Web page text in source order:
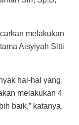
melakukan
Aisyiyah Sitti
hal-hal yang
melakukan 4
baik,” katanya.